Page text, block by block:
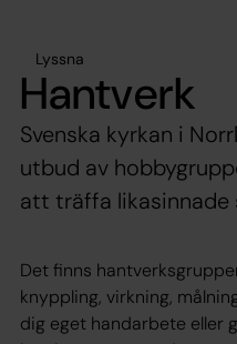
Lyssna
Hantverk
Svenska kyrkan i
utbud av
att träffa
Det finns
knyppling, virkning,
dig eget handarbete eller